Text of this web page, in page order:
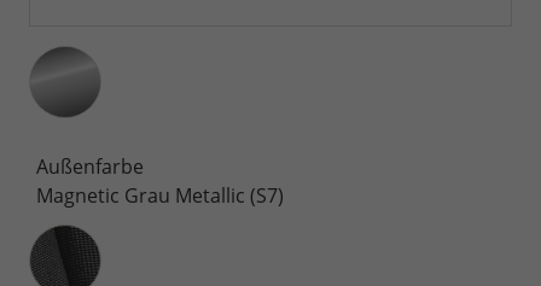
Außenfarbe
Magnetic Grau Metallic (S7)
Innenausstattung